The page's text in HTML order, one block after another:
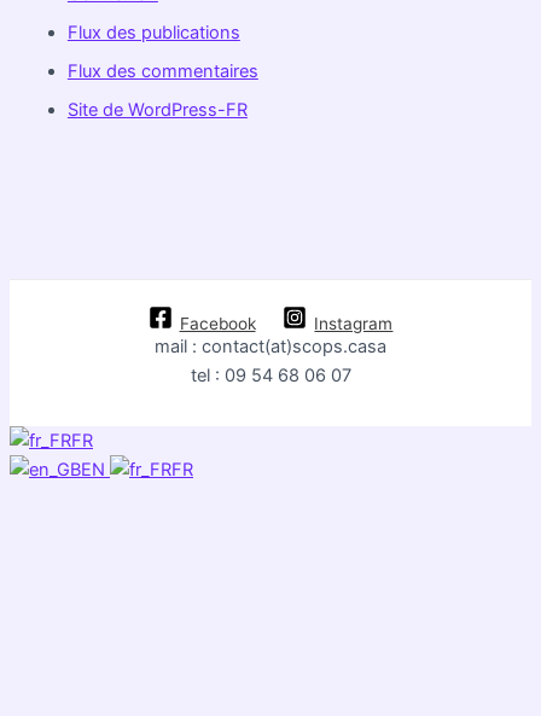
Flux des publications
Flux des commentaires
Site de WordPress-FR
Facebook Instagram
mail : contact(at)scops.casa
tel : 09 54 68 06 07
FR
EN
FR